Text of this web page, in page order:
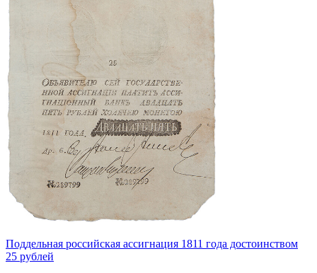
Поддельная российская ассигнация 1811 года достоинством
25 рублей